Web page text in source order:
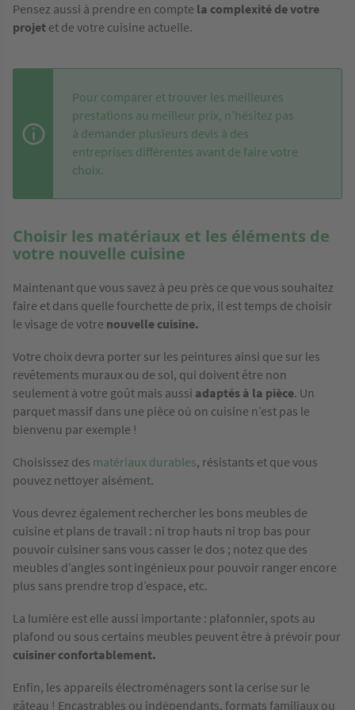
Pensez aussi à prendre en compte la complexité de votre
projet et de votre cuisine actuelle.
Pour comparer et trouver les meilleures
prestations au meilleur prix, n’hésitez pas
à demander plusieurs devis à des
entreprises différentes avant de faire votre
choix.
Choisir les matériaux et les éléments de
votre nouvelle cuisine
Maintenant que vous savez à peu près ce que vous souhaitez
faire et dans quelle fourchette de prix, il est temps de choisir
le visage de votre nouvelle cuisine.
Votre choix devra porter sur les peintures ainsi que sur les
revêtements muraux ou de sol, qui doivent être non
seulement à votre goût mais aussi adaptés à la pièce. Un
parquet massif dans une pièce où on cuisine n’est pas le
bienvenu par exemple !
Choisissez des matériaux durables, résistants et que vous
pouvez nettoyer aisément.
Vous devrez également rechercher les bons meubles de
cuisine et plans de travail : ni trop hauts ni trop bas pour
pouvoir cuisiner sans vous casser le dos ; notez que des
meubles d’angles sont ingénieux pour pouvoir ranger encore
plus sans prendre trop d’espace, etc.
La lumière est elle aussi importante : plafonnier, spots au
plafond ou sous certains meubles peuvent être à prévoir pour
cuisiner confortablement.
Enfin, les appareils électroménagers sont la cerise sur le
gâteau ! Encastrables ou indépendants, formats familiaux ou